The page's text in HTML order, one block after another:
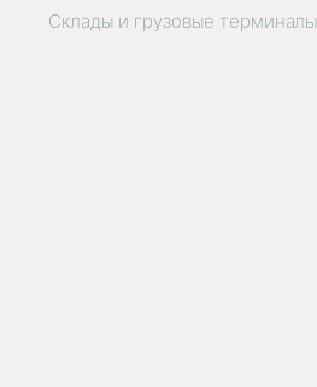
Склады и грузовые терминалы